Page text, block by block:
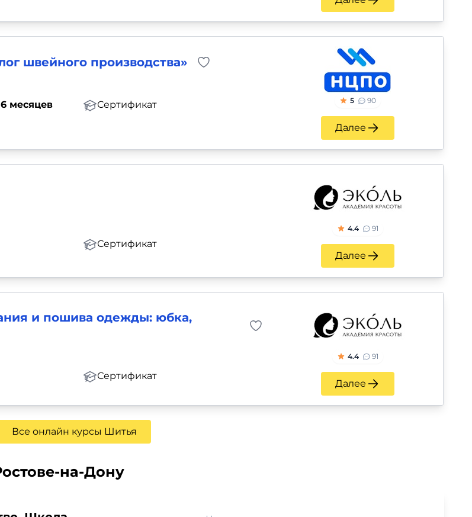
швейного производства»
месяцев
Сертификат
5 90
Далее
Сертификат
4.4 91
Далее
и пошива одежды: юбка,
Сертификат
4.4 91
Далее
Все онлайн курсы Шитья
на-Дону